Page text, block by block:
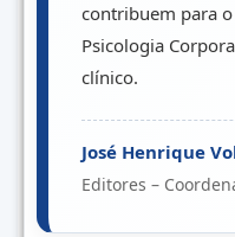
contribuem para
Psicologia
clínico.
José Henrique
Editores –